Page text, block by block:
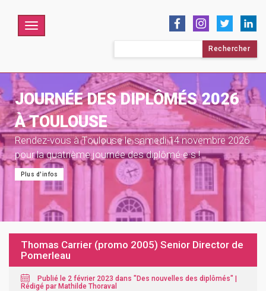
Menu
JOURNÉE DES DIPLÔMÉS 2026
À TOULOUSE
Rendez-vous à Toulouse le samedi 14 novembre 2026
pour la quatrième journée des diplômé·e·s !
Plus d'infos
Thomas Carrier (promo 2005) Senior Director de
Pomerleau
Publié le 2 février 2023 dans "Des nouvelles des diplômés" |
Rédigé par Mathilde Thoraval